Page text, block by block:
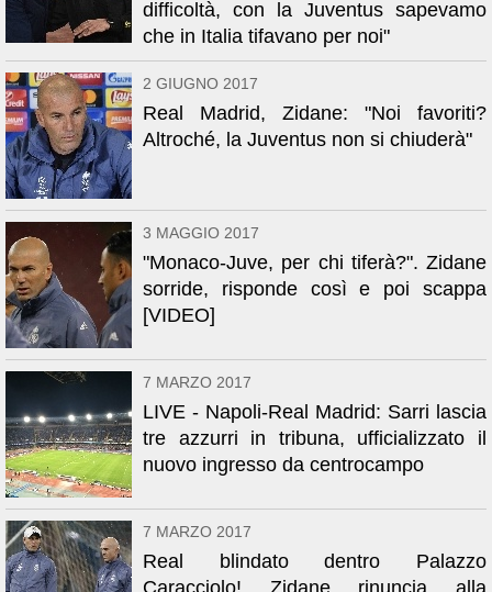
difficoltà, con la Juventus sapevamo
che in Italia tifavano per noi"
2 GIUGNO 2017
Real Madrid, Zidane: "Noi favoriti?
Altroché, la Juventus non si chiuderà"
3 MAGGIO 2017
"Monaco-Juve, per chi tiferà?". Zidane
sorride, risponde così e poi scappa
[VIDEO]
7 MARZO 2017
LIVE - Napoli-Real Madrid: Sarri lascia
tre azzurri in tribuna, ufficializzato il
nuovo ingresso da centrocampo
7 MARZO 2017
Real blindato dentro Palazzo
Caracciolo! Zidane rinuncia alla